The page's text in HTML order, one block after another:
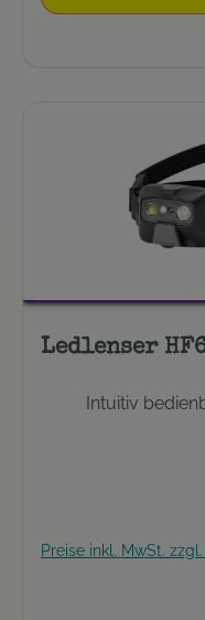
Ledlenser
Intuitiv
Preise inkl. MwSt.